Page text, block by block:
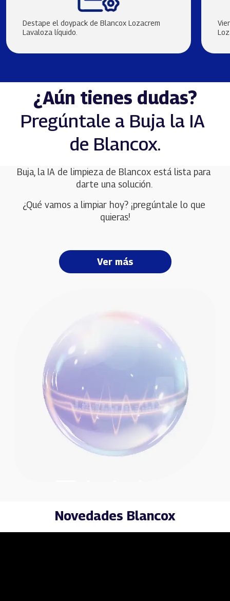
Destape el doypack de Blancox Lozacrem
Lavaloza líquido.
¿Aún tienes dudas?
Pregúntale a Buja la IA
de Blancox.
Buja, la IA de limpieza de Blancox está lista para
darte una solución.
¿Qué vamos a limpiar hoy? ¡pregúntale lo que
quieras!
Ver más
Novedades Blancox